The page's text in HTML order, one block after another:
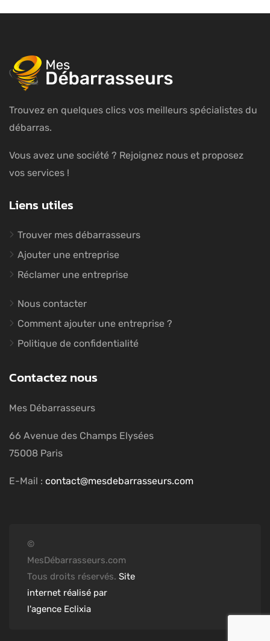
Trouvez en quelques clics vos meilleurs spécialistes du
débarras.
Vous avez une société ? Rejoignez nous et proposez
vos services !
Liens utiles
Trouver mes débarrasseurs
Ajouter une entreprise
Réclamer une entreprise
Nous contacter
Comment ajouter une entreprise ?
Politique de confidentialité
Contactez nous
Mes Débarrasseurs
66 Avenue des Champs Elysées
75008 Paris
E-Mail : contact@mesdebarrasseurs.com
©
MesDébarrasseurs.com
Tous droits réservés. Site
internet réalisé par
l'agence Eclixia